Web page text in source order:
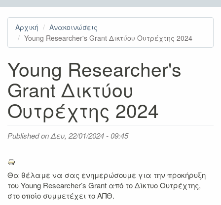
Αρχική
Ανακοινώσεις
Young Researcher's Grant Δικτύου Ουτρέχτης 2024
Young Researcher's
Grant Δικτύου
Ουτρέχτης 2024
Published onΔευ, 22/01/2024 - 09:45
Θα θέλαμε να σας ενημερώσουμε για την προκήρυξη
τουYoung Researcher’s Grant από το Δίκτυο Ουτρέχτης,
στο οποίο συμμετέχει το ΑΠΘ.